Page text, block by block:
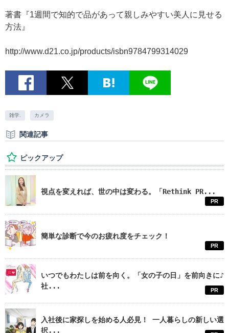
著書『1週間で知的で品があって親しみやすい美人に見せる
方法』
http://www.d21.co.jp/products/isbn9784799314029
雑学. カメラ
関連記事
ピックアップ
視点を変えれば、世の中は変わる。「Rethink PR...
PR
簡単な診断で今のお疲れ度をチェック！
PR
いつでもわたしは前を向く。「女の子の日」を前向きに♪
社...
PR
入社後に家探しを始める人必見！ 一人暮らしの新しい選
択...